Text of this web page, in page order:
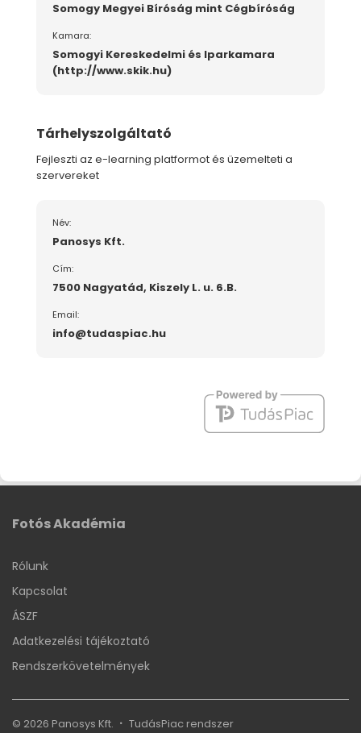
Somogy Megyei Bíróság mint Cégbíróság
Kamara:
Somogyi Kereskedelmi és Iparkamara
(http://www.skik.hu)
Tárhelyszolgáltató
Fejleszti az e-learning platformot és üzemelteti a
szervereket
Név:
Panosys Kft.
Cím:
7500 Nagyatád, Kiszely L. u. 6.B.
Email:
info@tudaspiac.hu
Fotós Akadémia
Rólunk
Kapcsolat
ÁSZF
Adatkezelési tájékoztató
Rendszerkövetelmények
© 2026 Panosys Kft. TudásPiac rendszer